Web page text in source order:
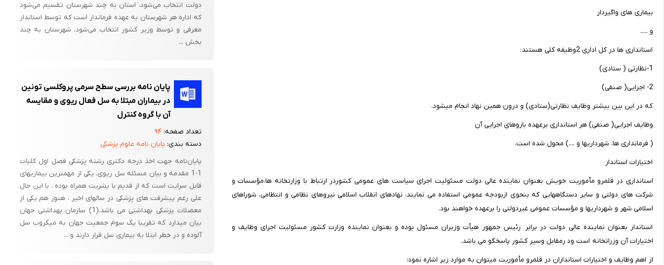
بیماری های واگیردار
و .....
استانداری ها در کل اداری 2وظیفه کلی هستند:
1-نظارتی ( ستادی)
2- اجرایی( صنفی)
که در این بین بیشتر وظایف نظارتی(ستادی) و درون همین نهاد انجام میشود.
وظایف اجرایی( صنفی) هر استانداری برعهده بازوهای اجرایی آن
( فرمانداری ها، شهرداریها و ....) محول شده است.
اختیارات استاندار
استانداری در قلمرو مأموریت خویش بعنوان نماینده عالی دولت مسئولیت اجرای سیاست های عمومی کشوردر ارتباط با وزارتخانه ها،مؤسسات و
شرکت های دولتی و سایر دستگاههایی که بنحوی ازبودجه عمومی استفاده می نمایند، نهادهای انقلاب اسلامی نیروهای نظامی و انتظامی، شوراهای
اسلامی شهر و شهرداریها و مؤسسات عمومی غیردولتی را برعهده خواهند بود.
استاندار بعنوان نماینده عالی دولت در برابر رئیس جمهور هیأت وزیران مسئول بوده و بعنوان نماینده وزارت کشور مسئولیت اجرای وظایف و
اختیارات آن وزراتخانه است ود رمقابل وسیر کشور پاسخگو می باشد.
از اهم وظایف و اختیارات استانداران در قلمرو مأموریت میتوان به موارد زیر اشاره نمود:
دولت انتخاب می‌شود. استان به چند شهرستان تقسیم می‌شود
که اداره هر شهرستان به عهده فرماندار است که توسط استاندار
معرفی و توسط وزیر کشور انتخاب می‌شود. شهرستان به چند
بخش ...
پایان نامه بررسی سطح سرمی پروکلسی تونین
در بیماران مبتلا به سل فعال ریوی و مقایسه
آن با گروه کنترل
تعداد صفحه:۹۴
دسته بندی: پایان نامه علوم پزشکی
پایان‌نامه جهت اخذ درجه دکتری رشته پزشکی فصل اول کلیات
1-1 مقدمه و بیان مسئله سل ریوی، یکی از مهمترین بیماریهای
قابل سرایت است که از قدیم با بشریت همراه بوده ، با این حال
علی رغم پیشرفت های پزشکی در سالهای اخیر ، هنوز هم یکی از
معضلات پزشکی بهداشتی می باشد.(1) سازمان بهداشتی جهان
بیان میدارد که تقریبا یک سوم جمعیت جهان به میکروب سل
آلوده و در خطر ابتلا به بیماری سل قرار دارند و ...